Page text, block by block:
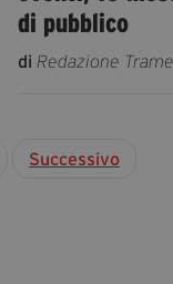
di pubblico
di Redazione Trame
Successivo